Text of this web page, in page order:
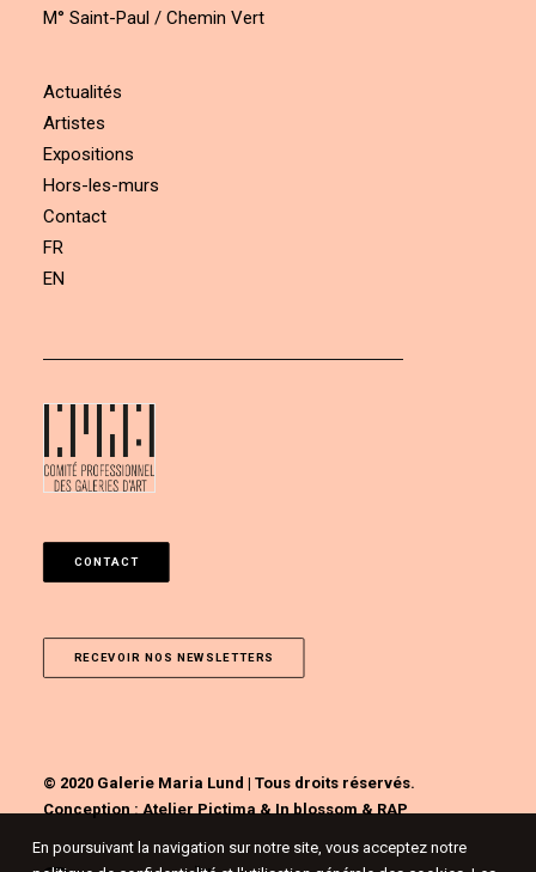
M° Saint-Paul / Chemin Vert
Actualités
Artistes
Expositions
Hors-les-murs
Contact
FR
EN
CONTACT
RECEVOIR NOS NEWSLETTERS
© 2020 Galerie Maria Lund | Tous droits réservés.
Conception :Atelier Pictima&In blossom&RAP
En poursuivant la navigation sur notre site, vous acceptez notre